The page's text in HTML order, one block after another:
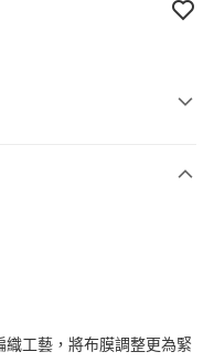
工藝，將布膜調整更為緊